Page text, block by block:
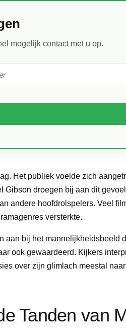
mogelijk contact met u op.
Het publiek voelde zich
Gibson droegen bij aan dit
andere hoofdrolspelers. Veel
versterkte.
aan bij het mannelijkheidsbeeld
ook gewaardeerd. Kijkers
over zijn glimlach meestal
Tanden van